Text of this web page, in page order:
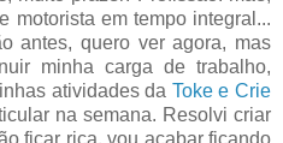
motorista em tempo integral...
antes, quero ver agora, mas
minha carga de trabalho,
atividades da Toke e Crie
na semana. Resolvi criar
ficar rica, vou acabar ficando